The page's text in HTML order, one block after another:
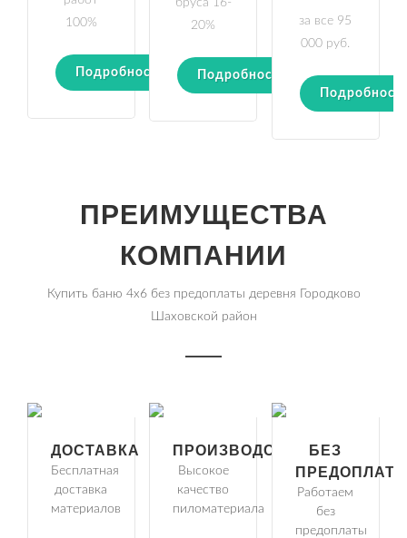
100%
Подробности
бруса 16-
20%
Подробности
за все 95
000 руб.
ПРЕИМУЩЕСТВА
КОМПАНИИ
Купить баню 4х6 без предоплаты деревня Городково
Шаховской район
ДОСТАВКА
Бесплатная
доставка
материалов
ПРОИЗВОДСТВО
Высокое
качество
пиломатериала
БЕЗ
Работаем
без
предоплаты